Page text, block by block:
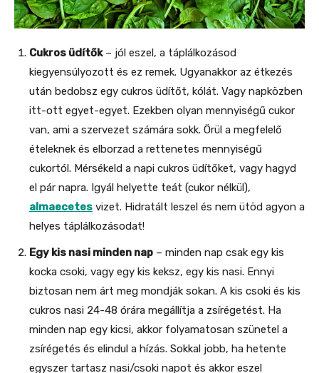
Cukros üdítők– jól eszel, a táplálkozásod
kiegyensúlyozott és ez remek. Ugyanakkor az étkezés
után bedobsz egy cukros üdítőt, kólát. Vagy napközben
itt-ott egyet-egyet. Ezekben olyan mennyiségű cukor
van, ami a szervezet számára sokk. Örül a megfelelő
ételeknek és elborzad a rettenetes mennyiségű
cukortól. Mérsékeld a napi cukros üdítőket, vagy hagyd
el pár napra. Igyál helyette teát (cukor nélkül),
almaecetes vizet. Hidratált leszel és nem ütöd agyon a
helyes táplálkozásodat!
Egy kis nasi minden nap – minden nap csak egy kis
kocka csoki, vagy egy kis keksz, egy kis nasi. Ennyi
biztosan nem árt meg mondják sokan. A kis csoki és kis
cukros nasi 24-48 órára megállítja a zsírégetést. Ha
minden nap egy kicsi, akkor folyamatosan szünetel a
zsírégetés és elindul a hízás. Sokkal jobb, ha hetente
egyszer tartasz nasi/csoki napot és akkor eszel